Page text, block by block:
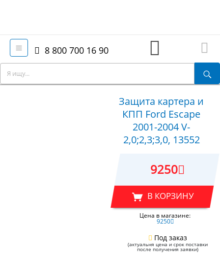
8 800 700 16 90
Защита картера и
КПП Ford Escape
2001-2004 V-
2,0;2,3;3,0, 13552
9250
В КОРЗИНУ
Цена в магазине:
9250
Под заказ
(актуальня цена и срок поставки
после получения заявки)